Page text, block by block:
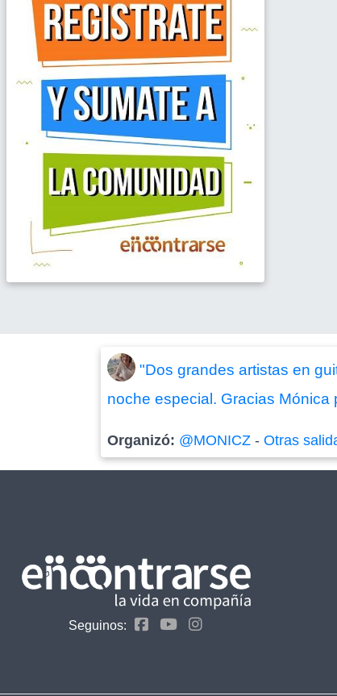
"Dos grandes artistas en
noche especial. Gracias
Organizó: @MONICZ -Otras
Seguinos: